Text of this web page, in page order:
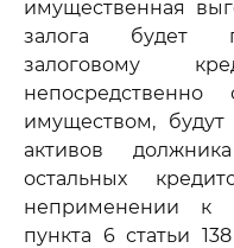
имущественная
залога будет
залоговому
имуществом,
активов
остальных
неприменении к
пункта 6 статьи